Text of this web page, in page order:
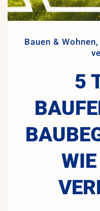
Bauen & Wohnen,
5